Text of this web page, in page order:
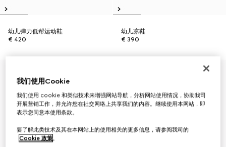
幼儿弹力低帮运动鞋
€ 420
幼儿凉鞋
€ 390
我们使用Cookie
我们使用 cookie 和类似技术来增强网站导航，分析网站使用情况，协助我司
开展营销工作，并允许您在社交网络上共享我们的内容。继续使用本网站，即
表示您同意本使用条款。
要了解此类技术及其在本网站上的使用相关的更多信息，请参阅我司的
Cookie 政策。